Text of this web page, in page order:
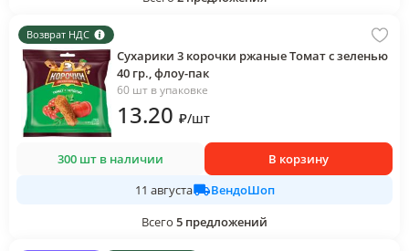
Возврат НДС
Сухарики 3 корочки ржаные Томат с зеленью
40 гр., флоу-пак
60 шт в упаковке
13.20 ₽/шт
300 шт в наличии
В корзину
11 августа
ВендоШоп
Всего 5 предложений